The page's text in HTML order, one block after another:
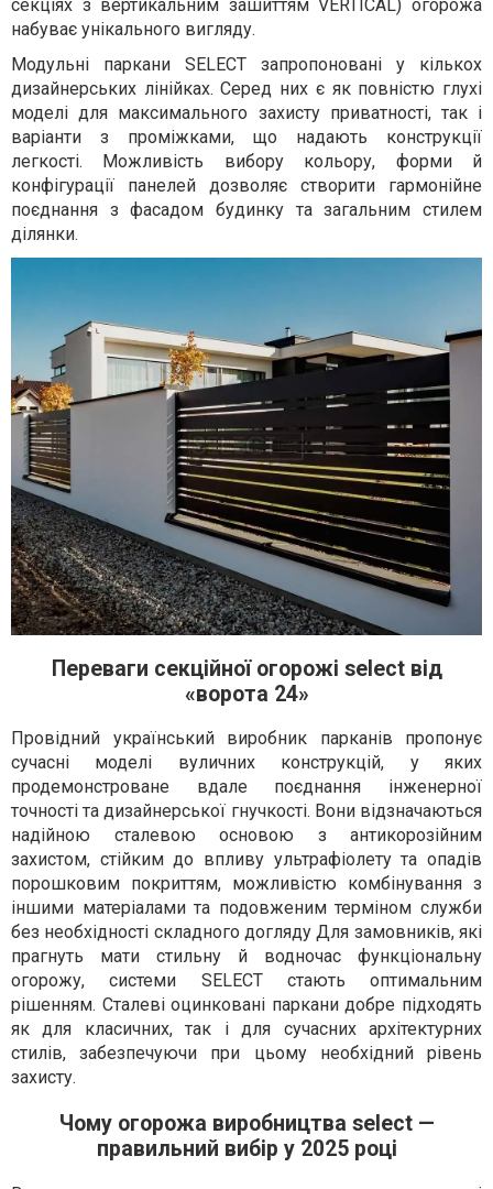
секціях з вертикальним зашиттям VERTICAL) огорожа
набуває унікального вигляду.
Модульні паркани SELECT запропоновані у кількох
дизайнерських лінійках. Серед них є як повністю глухі
моделі для максимального захисту приватності, так і
варіанти з проміжками, що надають конструкції
легкості. Можливість вибору кольору, форми й
конфігурації панелей дозволяє створити гармонійне
поєднання з фасадом будинку та загальним стилем
ділянки.
Переваги секційної огорожі select від
«ворота 24»
Провідний український виробник парканів пропонує
сучасні моделі вуличних конструкцій, у яких
продемонстроване вдале поєднання інженерної
точності та дизайнерської гнучкості. Вони відзначаються
надійною сталевою основою з антикорозійним
захистом, стійким до впливу ультрафіолету та опадів
порошковим покриттям, можливістю комбінування з
іншими матеріалами та подовженим терміном служби
без необхідності складного догляду Для замовників, які
прагнуть мати стильну й водночас функціональну
огорожу, системи SELECT стають оптимальним
рішенням. Сталеві оцинковані паркани добре підходять
як для класичних, так і для сучасних архітектурних
стилів, забезпечуючи при цьому необхідний рівень
захисту.
Чому огорожа виробництва select —
правильний вибір у 2025 році